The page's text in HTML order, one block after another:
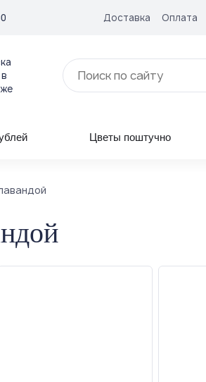
Доставка Оплата
Цветы поштучно